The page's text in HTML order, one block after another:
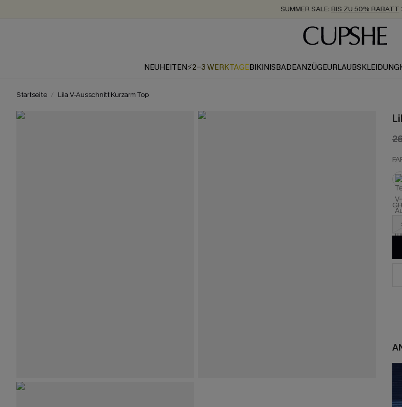
SUMMER SALE: BIS ZU 50% RABATT
ZUM NEWSLETTER:BIS ZU -20% EXTRA
KOSTENLOSER VERSAND AB 89 €
NEUHEITEN⚡2-3 WERKTAGEBIKINISBADEANZÜGEURLAUBSKLEIDUNG
Startseite Lila V-Ausschnitt Kurzarm Top